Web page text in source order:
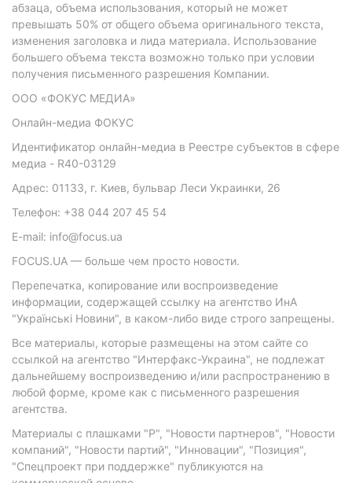
абзаца, объема использования, который не может
превышать 50% от общего объема оригинального текста,
изменения заголовка и лида материала. Использование
большего объема текста возможно только при условии
получения письменного разрешения Компании.
ООО «ФОКУС МЕДИА»
Онлайн-медиа ФОКУС
Идентификатор онлайн-медиа в Реестре субъектов в сфере
медиа - R40-03129
Адрес: 01133, г. Киев, бульвар Леси Украинки, 26
Телефон: +38 044 207 45 54
E-mail: info@focus.ua
FOCUS.UA — больше чем просто новости.
Перепечатка, копирование или воспроизведение
информации, содержащей ссылку на агентство ИнА
"Українські Новини", в каком-либо виде строго запрещены.
Все материалы, которые размещены на этом сайте со
ссылкой на агентство "Интерфакс-Украина", не подлежат
дальнейшему воспроизведению и/или распространению в
любой форме, кроме как с письменного разрешения
агентства.
Материалы с плашками "Р", "Новости партнеров", "Новости
компаний", "Новости партий", "Инновации", "Позиция",
"Спецпроект при поддержке" публикуются на